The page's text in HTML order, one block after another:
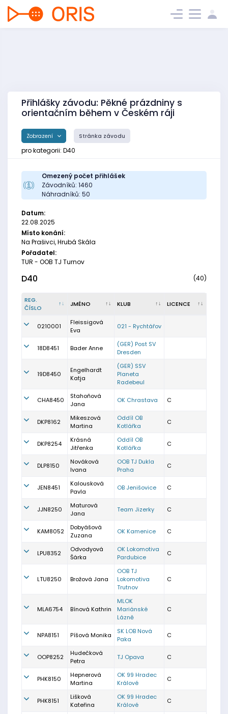
Přihlášky závodu: Pěkné prázdniny s
orientačním během v Českém ráji
Zobrazení Stránka závodu
pro kategorii: D40
Omezený počet přihlášek
Závodníků: 1460
Náhradníků: 50
Datum:
22.08.2025
Místo konání:
Na Prašivci, Hrubá Skála
Pořadatel:
TUR - OOB TJ Turnov
D40 (40)
REG.
ČÍSLO
JMÉNO KLUB LICENCE
0210001
Fleissigová
Eva
021 - Rychtářov
18D8451 Bader Anne
(GER) Post SV
Dresden
19D8450
Engelhardt
Katja
(GER) SSV
Planeta
Radebeul
CHA8450
Stahoňová
Jana
OK Chrastava C
DKP8162
Mikeszová
Martina
Oddíl OB
Kotlářka
C
DKP8254
Krásná
Jitřenka
Oddíl OB
Kotlářka
C
DLP8150
Nováková
Ivana
OOB TJ Dukla
Praha
C
JEN8451
Kalousková
Pavla
OB Jenišovice C
JJN8250
Maturová
Jana
Team Jizerky C
KAM8052
Dobyášová
Zuzana
OK Kamenice C
LPU8352
Odvodyová
Šárka
OK Lokomotiva
Pardubice
C
LTU8250 Brožová Jana
OOB TJ
Lokomotiva
Trutnov
C
MLA6754 Bínová Kathrin
MLOK
Mariánské
Lázně
C
NPA8151 Píšová Monika
SK LOB Nová
Paka
C
OOP8252
Hudečková
Petra
TJ Opava C
PHK8150
Hepnerová
Martina
OK 99 Hradec
Králové
C
PHK8151
Lišková
Kateřina
OK 99 Hradec
Králové
C